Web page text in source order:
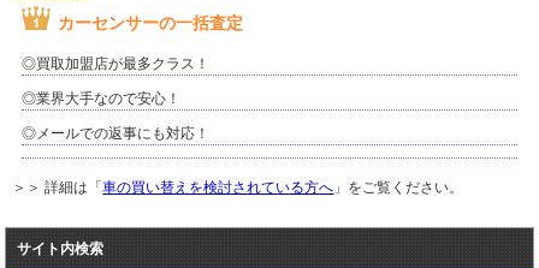
カーセンサーの一括査定
◎買取加盟店が最多クラス！
◎業界大手なので安心！
◎メールでの返事にも対応！
＞＞ 詳細は「車の買い替えを検討されている方へ 」をご覧ください。
サイト内検索